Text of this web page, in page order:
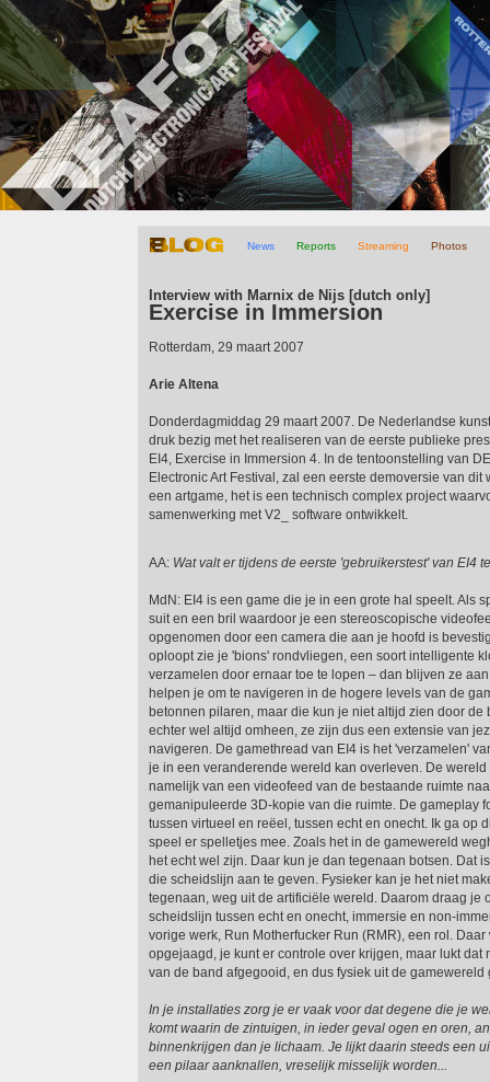
News Reports Streaming Photos
Interview with Marnix de Nijs [dutch only]
Exercise in Immersion
Rotterdam, 29 maart 2007
Arie Altena
Donderdagmiddag 29 maart 2007. De Nederlandse
druk bezig met het realiseren van de eerste publieke
EI4, Exercise in Immersion 4. In de tentoonstelling van
Electronic Art Festival, zal een eerste demoversie van dit
een artgame, het is een technisch complex project
samenwerking met V2_ software ontwikkelt.
AA: Wat valt er tijdens de eerste 'gebruikerstest' van EI4
MdN: EI4 is een game die je in een grote hal speelt. Als
suit en een bril waardoor je een stereoscopische
opgenomen door een camera die aan je hoofd is
oploopt zie je 'bions' rondvliegen, een soort intelligente
verzamelen door ernaar toe te lopen – dan blijven ze
helpen je om te navigeren in de hogere levels van de
betonnen pilaren, maar die kun je niet altijd zien door de
echter wel altijd omheen, ze zijn dus een extensie van
navigeren. De gamethread van EI4 is het 'verzamelen'
je in een veranderende wereld kan overleven. De
namelijk van een videofeed van de bestaande ruimte
gemanipuleerde 3D-kopie van die ruimte. De gameplay
tussen virtueel en reëel, tussen echt en onecht. Ik ga op
speel er spelletjes mee. Zoals het in de gamewereld
het echt wel zijn. Daar kun je dan tegenaan botsen. Dat
die scheidslijn aan te geven. Fysieker kan je het niet
tegenaan, weg uit de artificiële wereld. Daarom draag je
scheidslijn tussen echt en onecht, immersie en non-
vorige werk, Run Motherfucker Run (RMR), een rol.
opgejaagd, je kunt er controle over krijgen, maar lukt dat
van de band afgegooid, en dus fysiek uit de gamewereld
In je installaties zorg je er vaak voor dat degene die je
komt waarin de zintuigen, in ieder geval ogen en oren,
binnenkrijgen dan je lichaam. Je lijkt daarin steeds een
een pilaar aanknallen, vreselijk misselijk worden...